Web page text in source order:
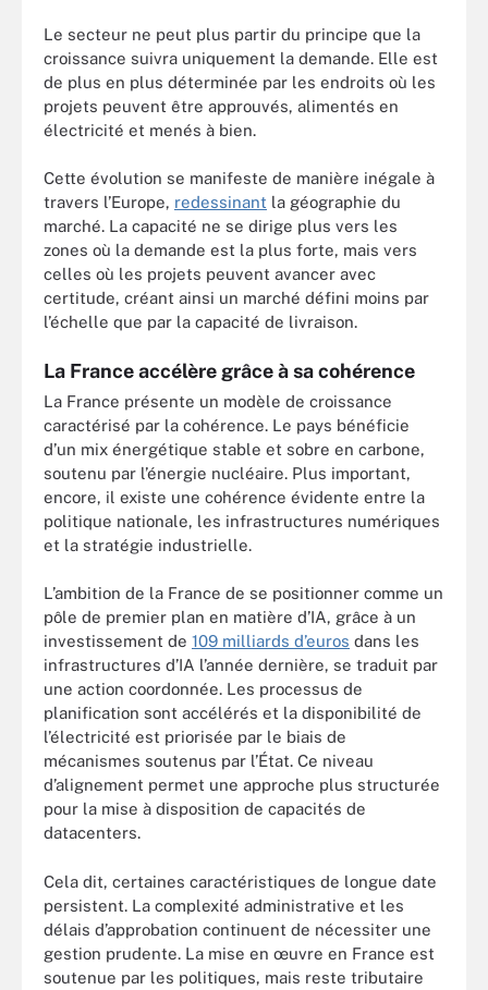
Le secteur ne peut plus partir du principe que la
croissance suivra uniquement la demande. Elle est
de plus en plus déterminée par les endroits où les
projets peuvent être approuvés, alimentés en
électricité et menés à bien.
Cette évolution se manifeste de manière inégale à
travers l’Europe, redessinant la géographie du
marché. La capacité ne se dirige plus vers les
zones où la demande est la plus forte, mais vers
celles où les projets peuvent avancer avec
certitude, créant ainsi un marché défini moins par
l’échelle que par la capacité de livraison.
La France accélère grâce à sa cohérence
La France présente un modèle de croissance
caractérisé par la cohérence. Le pays bénéficie
d’un mix énergétique stable et sobre en carbone,
soutenu par l’énergie nucléaire. Plus important,
encore, il existe une cohérence évidente entre la
politique nationale, les infrastructures numériques
et la stratégie industrielle.
L’ambition de la France de se positionner comme un
pôle de premier plan en matière d’IA, grâce à un
investissement de 109 milliards d’euros dans les
infrastructures d’IA l’année dernière, se traduit par
une action coordonnée. Les processus de
planification sont accélérés et la disponibilité de
l’électricité est priorisée par le biais de
mécanismes soutenus par l’État. Ce niveau
d’alignement permet une approche plus structurée
pour la mise à disposition de capacités de
datacenters.
Cela dit, certaines caractéristiques de longue date
persistent. La complexité administrative et les
délais d’approbation continuent de nécessiter une
gestion prudente. La mise en œuvre en France est
soutenue par les politiques, mais reste tributaire